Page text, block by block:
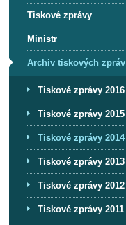
Tiskové zprávy
Ministr
Archiv tiskových zpráv
Tiskové zprávy 2016
Tiskové zprávy 2015
Tiskové zprávy 2014
Tiskové zprávy 2013
Tiskové zprávy 2012
Tiskové zprávy 2011